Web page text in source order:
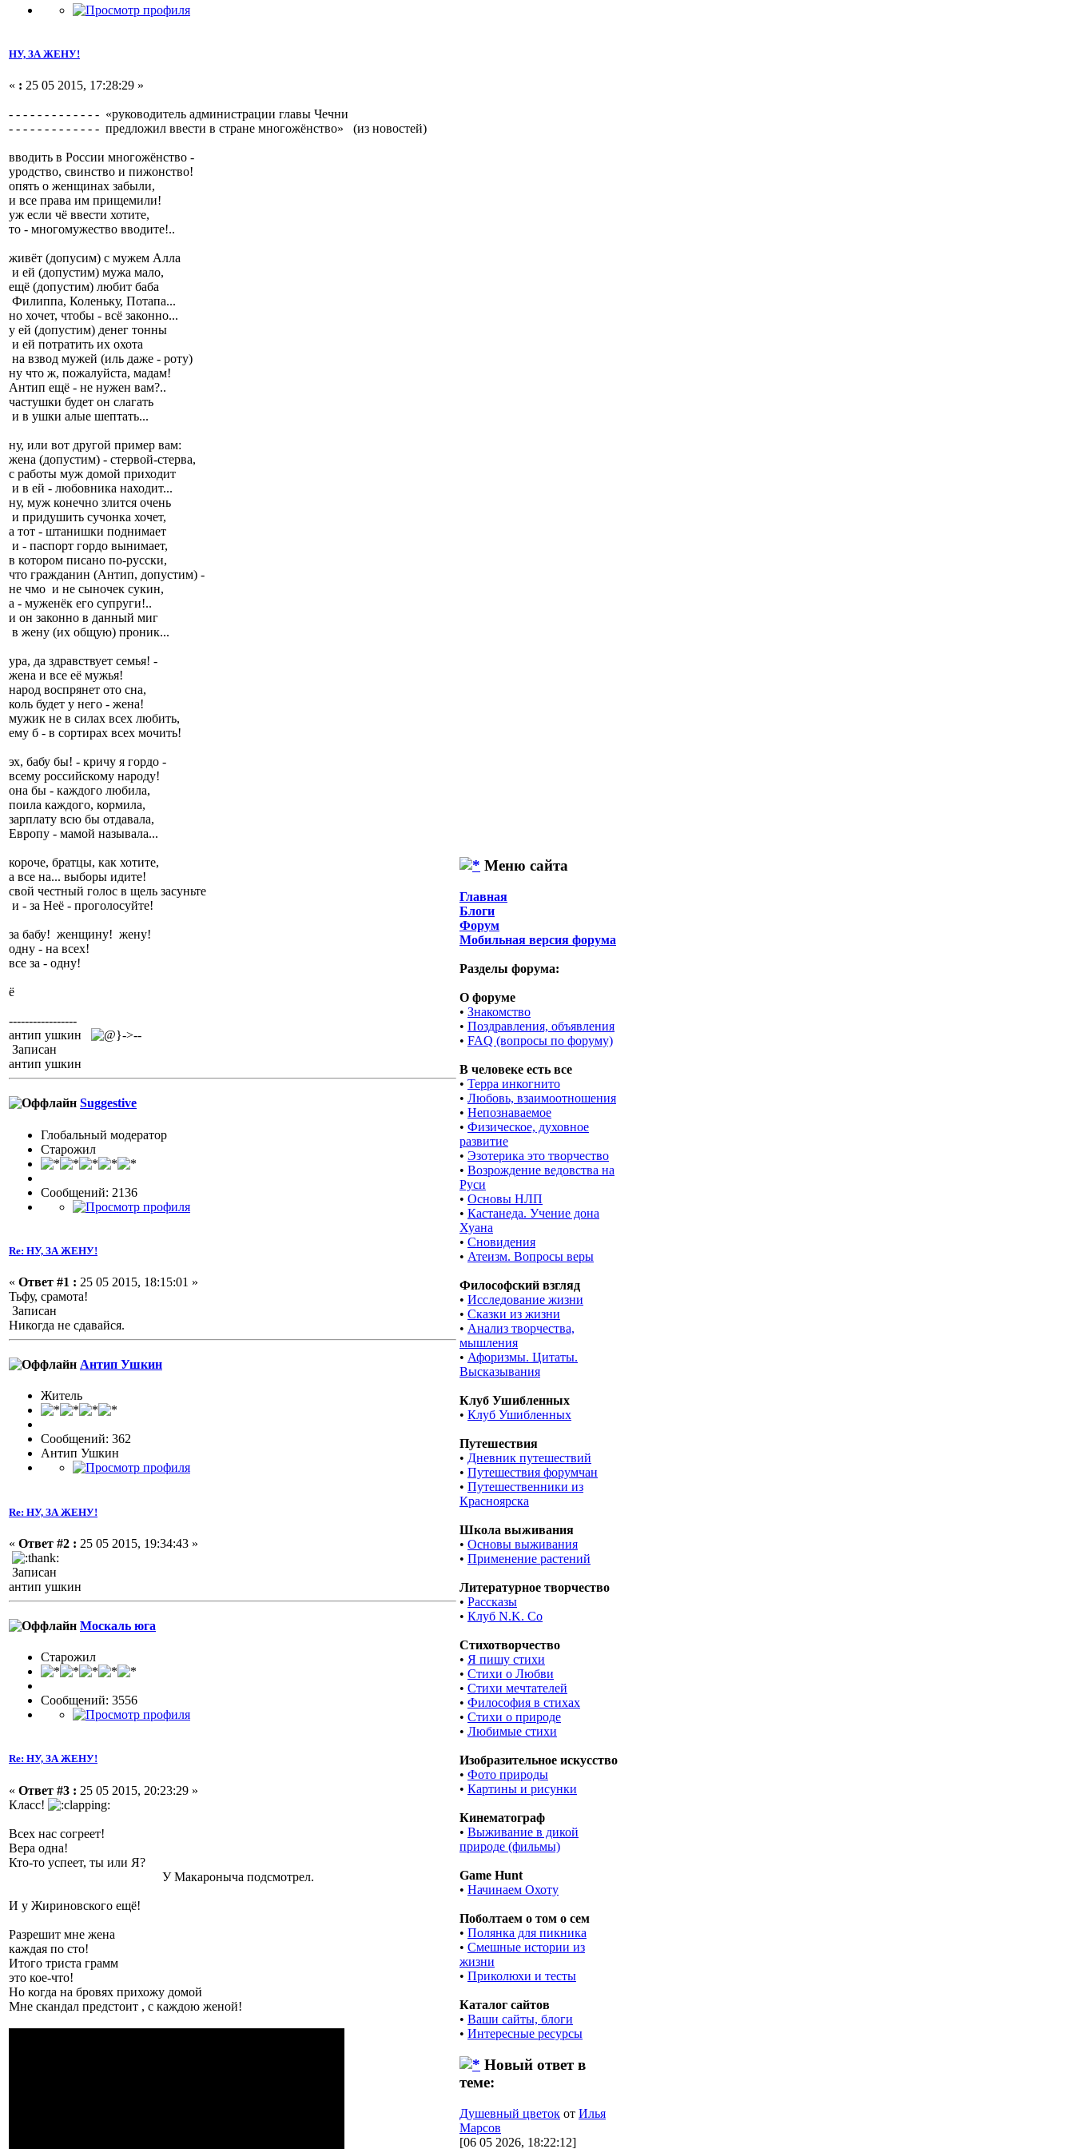
НУ, ЗА ЖЕНУ!
« : 25 05 2015, 17:28:29 »
- - - - - - - - - - - - - «руководитель администрации главы Чечни
- - - - - - - - - - - - - предложил ввести в стране многожёнство» (из новостей)
вводить в России многожёнство -
уродство, свинство и пижонство!
опять о женщинах забыли,
и все права им прищемили!
уж если чё ввести хотите,
то - многомужество вводите!..
живёт (допусим) с мужем Алла
и ей (допустим) мужа мало,
ещё (допустим) любит баба
Филиппа, Коленьку, Потапа...
но хочет, чтобы - всё законно...
у ей (допустим) денег тонны
и ей потратить их охота
на взвод мужей (иль даже - роту)
ну что ж, пожалуйста, мадам!
Антип ещё - не нужен вам?..
частушки будет он слагать
и в ушки алые шептать...
ну, или вот другой пример вам:
жена (допустим) - стервой-стерва,
с работы муж домой приходит
и в ей - любовника находит...
ну, муж конечно злится очень
и придушить сучонка хочет,
а тот - штанишки поднимает
и - паспорт гордо вынимает,
в котором писано по-русски,
что гражданин (Антип, допустим) -
не чмо и не сыночек сукин,
а - муженёк его супруги!..
и он законно в данный миг
в жену (их общую) проник...
ура, да здравствует семья! -
жена и все её мужья!
народ воспрянет ото сна,
коль будет у него - жена!
мужик не в силах всех любить,
ему б - в сортирах всех мочить!
эх, бабу бы! - кричу я гордо -
всему российскому народу!
она бы - каждого любила,
поила каждого, кормила,
зарплату всю бы отдавала,
Европу - мамой называла...
короче, братцы, как хотите,
а все на... выборы идите!
свой честный голос в щель засуньте
и - за Неё - проголосуйте!
за бабу! женщину! жену!
одну - на всех!
все за - одну!
ё
-----------------
антип ушкин
Записан
антип ушкин
Suggestive
Глобальный модератор
Старожил
Сообщений: 2136
Re: НУ, ЗА ЖЕНУ!
« Ответ #1 : 25 05 2015, 18:15:01 »
Тьфу, срамота!
Записан
Никогда не сдавайся.
Антип Ушкин
Житель
Сообщений: 362
Антип Ушкин
Re: НУ, ЗА ЖЕНУ!
« Ответ #2 : 25 05 2015, 19:34:43 »
Записан
антип ушкин
Москаль юга
Старожил
Сообщений: 3556
Re: НУ, ЗА ЖЕНУ!
« Ответ #3 : 25 05 2015, 20:23:29 »
Класс!
Всех нас согреет!
Вера одна!
Кто-то успеет, ты или Я?
У Макароныча подсмотрел.
И у Жириновского ещё!
Разрешит мне жена
каждая по сто!
Итого триста грамм
это кое-что!
Но когда на бровях прихожу домой
Мне скандал предстоит , с каждою женой!
Меню сайта
Главная
Блоги
Форум
Мобильная версия форума
Разделы форума:
О форуме
• Знакомство
• Поздравления, объявления
• FAQ (вопросы по форуму)
В человеке есть все
• Терра инкогнито
• Любовь, взаимоотношения
• Непознаваемое
• Физическое, духовное
развитие
• Эзотерика это творчество
• Возрождение ведовства на
Руси
• Основы НЛП
• Кастанеда. Учение дона
Хуана
• Сновидения
• Атеизм. Вопросы веры
Философский взгляд
• Исследование жизни
• Сказки из жизни
• Анализ творчества,
мышления
• Афоризмы. Цитаты.
Высказывания
Клуб Ушибленных
• Клуб Ушибленных
Путешествия
• Дневник путешествий
• Путешествия форумчан
• Путешественники из
Красноярска
Школа выживания
• Основы выживания
• Применение растений
Литературное творчество
• Рассказы
• Клуб N.K. Co
Стихотворчество
• Я пишу стихи
• Стихи о Любви
• Стихи мечтателей
• Философия в стихах
• Стихи о природе
• Любимые стихи
Изобразительное искусство
• Фото природы
• Картины и рисунки
Кинематограф
• Выживание в дикой
природе (фильмы)
Game Hunt
• Начинаем Охоту
Поболтаем о том о сем
• Полянка для пикника
• Смешные истории из
жизни
• Приколюхи и тесты
Каталог сайтов
• Ваши сайты, блоги
• Интересные ресурсы
Новый ответ в
теме:
Душевный цветок от Илья
Марсов
[06 05 2026, 18:22:12]